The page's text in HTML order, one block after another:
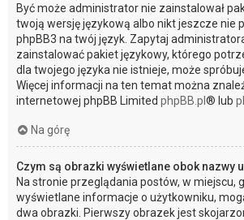
Być może administrator nie zainstalował
twoją wersję językową albo nikt jeszcze nie
phpBB3 na twój język. Zapytaj
zainstalować pakiet językowy, którego
dla twojego języka nie istnieje, może
Więcej informacji na ten temat można
internetowej phpBB Limited phpBB.pl ® lub
Na górę
Czym są obrazki wyświetlane obok nazwy
Na stronie przeglądania postów, w miejscu,
wyświetlane informacje o użytkowniku,
dwa obrazki. Pierwszy obrazek jest